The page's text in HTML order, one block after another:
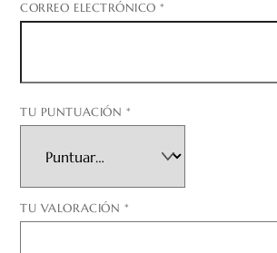
CORREO ELECTRÓNICO*
TU PUNTUACIÓN *
TU VALORACIÓN *